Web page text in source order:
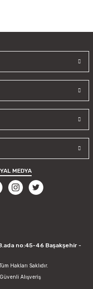
MEDYA
no:45-46 Başakşehir -
Hakları Saklıdır.
Alışveriş